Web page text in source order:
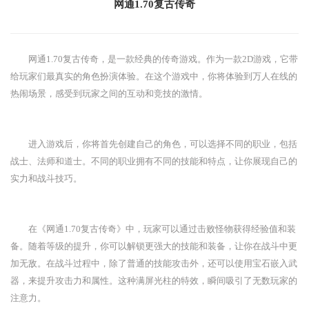
网通1.70复古传奇
网通1.70复古传奇，是一款经典的传奇游戏。作为一款2D游戏，它带
给玩家们最真实的角色扮演体验。在这个游戏中，你将体验到万人在线的
热闹场景，感受到玩家之间的互动和竞技的激情。
进入游戏后，你将首先创建自己的角色，可以选择不同的职业，包括
战士、法师和道士。不同的职业拥有不同的技能和特点，让你展现自己的
实力和战斗技巧。
在《网通1.70复古传奇》中，玩家可以通过击败怪物获得经验值和装
备。随着等级的提升，你可以解锁更强大的技能和装备，让你在战斗中更
加无敌。在战斗过程中，除了普通的技能攻击外，还可以使用宝石嵌入武
器，来提升攻击力和属性。这种满屏光柱的特效，瞬间吸引了无数玩家的
注意力。